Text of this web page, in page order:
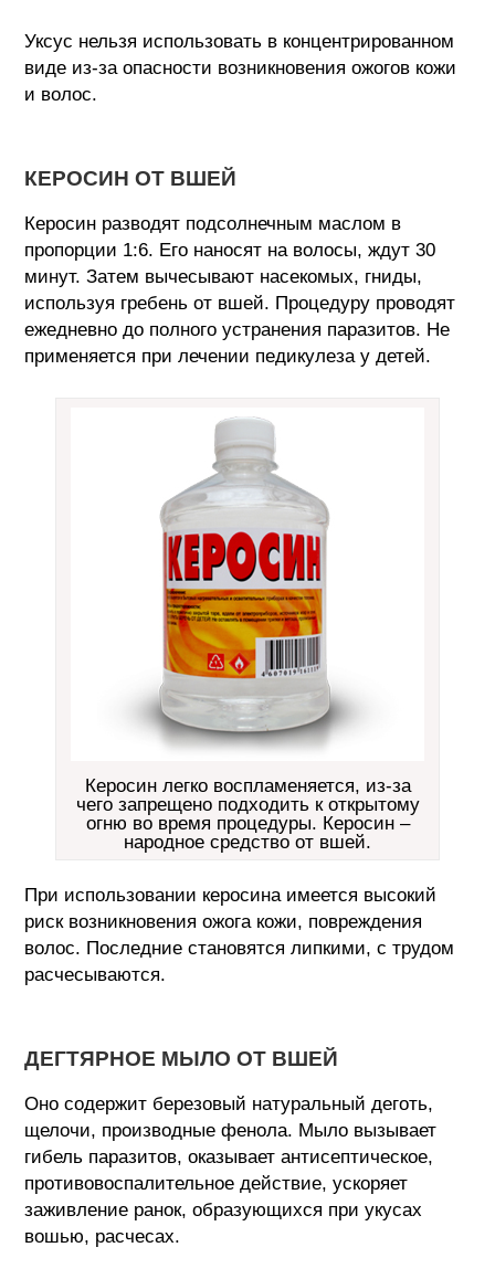
Уксус нельзя использовать в концентрированном
виде из-за опасности возникновения ожогов кожи
и волос.
КЕРОСИН ОТ ВШЕЙ
Керосин разводят подсолнечным маслом в
пропорции 1:6. Его наносят на волосы, ждут 30
минут. Затем вычесывают насекомых, гниды,
используя гребень от вшей. Процедуру проводят
ежедневно до полного устранения паразитов. Не
применяется при лечении педикулеза у детей.
Керосин легко воспламеняется, из-за
чего запрещено подходить к открытому
огню во время процедуры. Керосин –
народное средство от вшей.
При использовании керосина имеется высокий
риск возникновения ожога кожи, повреждения
волос. Последние становятся липкими, с трудом
расчесываются.
ДЕГТЯРНОЕ МЫЛО ОТ ВШЕЙ
Оно содержит березовый натуральный деготь,
щелочи, производные фенола. Мыло вызывает
гибель паразитов, оказывает антисептическое,
противовоспалительное действие, ускоряет
заживление ранок, образующихся при укусах
вошью, расчесах.